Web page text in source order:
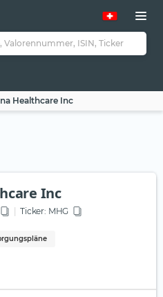
Healthcare Inc
Inc
Ticker: MHG